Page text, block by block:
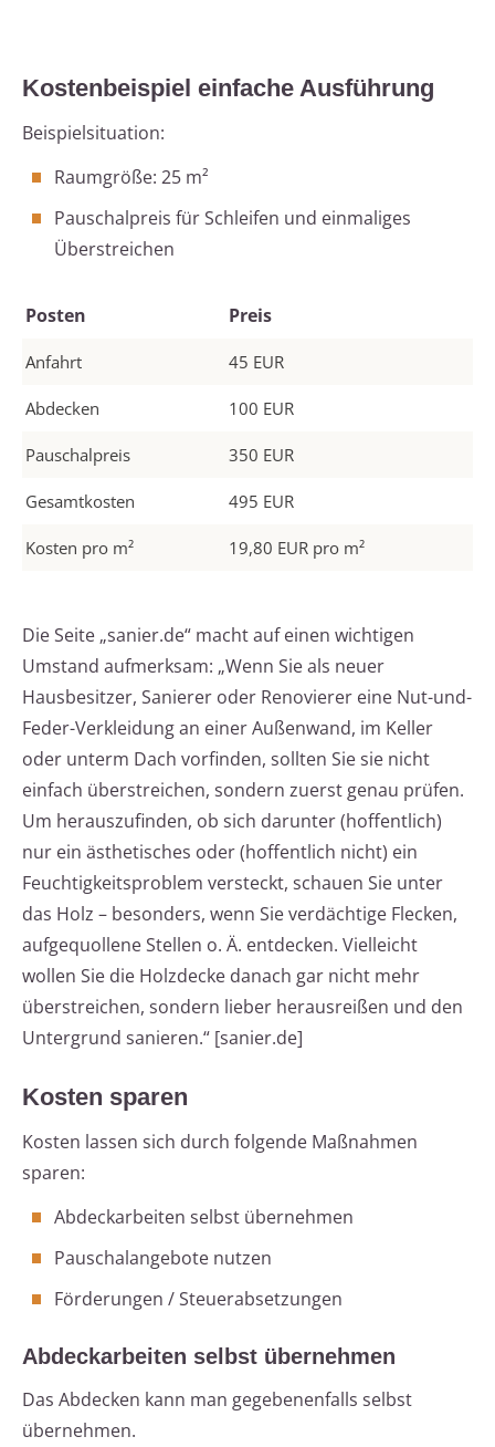
Kostenbeispiel einfache Ausführung
Beispielsituation:
Raumgröße: 25 m²
Pauschalpreis für Schleifen und einmaliges
Überstreichen
Posten Preis
Anfahrt 45 EUR
Abdecken 100 EUR
Pauschalpreis 350 EUR
Gesamtkosten 495 EUR
Kosten pro m² 19,80 EUR pro m²
Die Seite „sanier.de“ macht auf einen wichtigen
Umstand aufmerksam: „Wenn Sie als neuer
Hausbesitzer, Sanierer oder Renovierer eine Nut-und-
Feder-Verkleidung an einer Außenwand, im Keller
oder unterm Dach vorfinden, sollten Sie sie nicht
einfach überstreichen, sondern zuerst genau prüfen.
Um herauszufinden, ob sich darunter (hoffentlich)
nur ein ästhetisches oder (hoffentlich nicht) ein
Feuchtigkeitsproblem versteckt, schauen Sie unter
das Holz – besonders, wenn Sie verdächtige Flecken,
aufgequollene Stellen o. Ä. entdecken. Vielleicht
wollen Sie die Holzdecke danach gar nicht mehr
überstreichen, sondern lieber herausreißen und den
Untergrund sanieren.“ [sanier.de]
Kosten sparen
Kosten lassen sich durch folgende Maßnahmen
sparen:
Abdeckarbeiten selbst übernehmen
Pauschalangebote nutzen
Förderungen / Steuerabsetzungen
Abdeckarbeiten selbst übernehmen
Das Abdecken kann man gegebenenfalls selbst
übernehmen.